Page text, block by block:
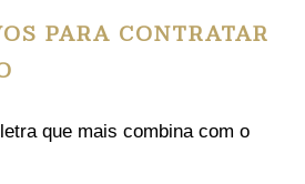
PARA CONTRATAR
que mais combina com o